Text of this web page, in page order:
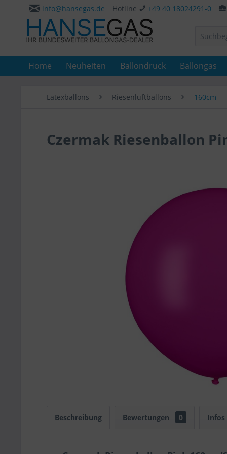
info@hansegas.de Hotline +49 40 18024291-0
Home Neuheiten Ballondruck Ballongas
Latexballons Riesenluftballons 160cm
Czermak Riesenballon
Beschreibung Bewertungen 0 Infos